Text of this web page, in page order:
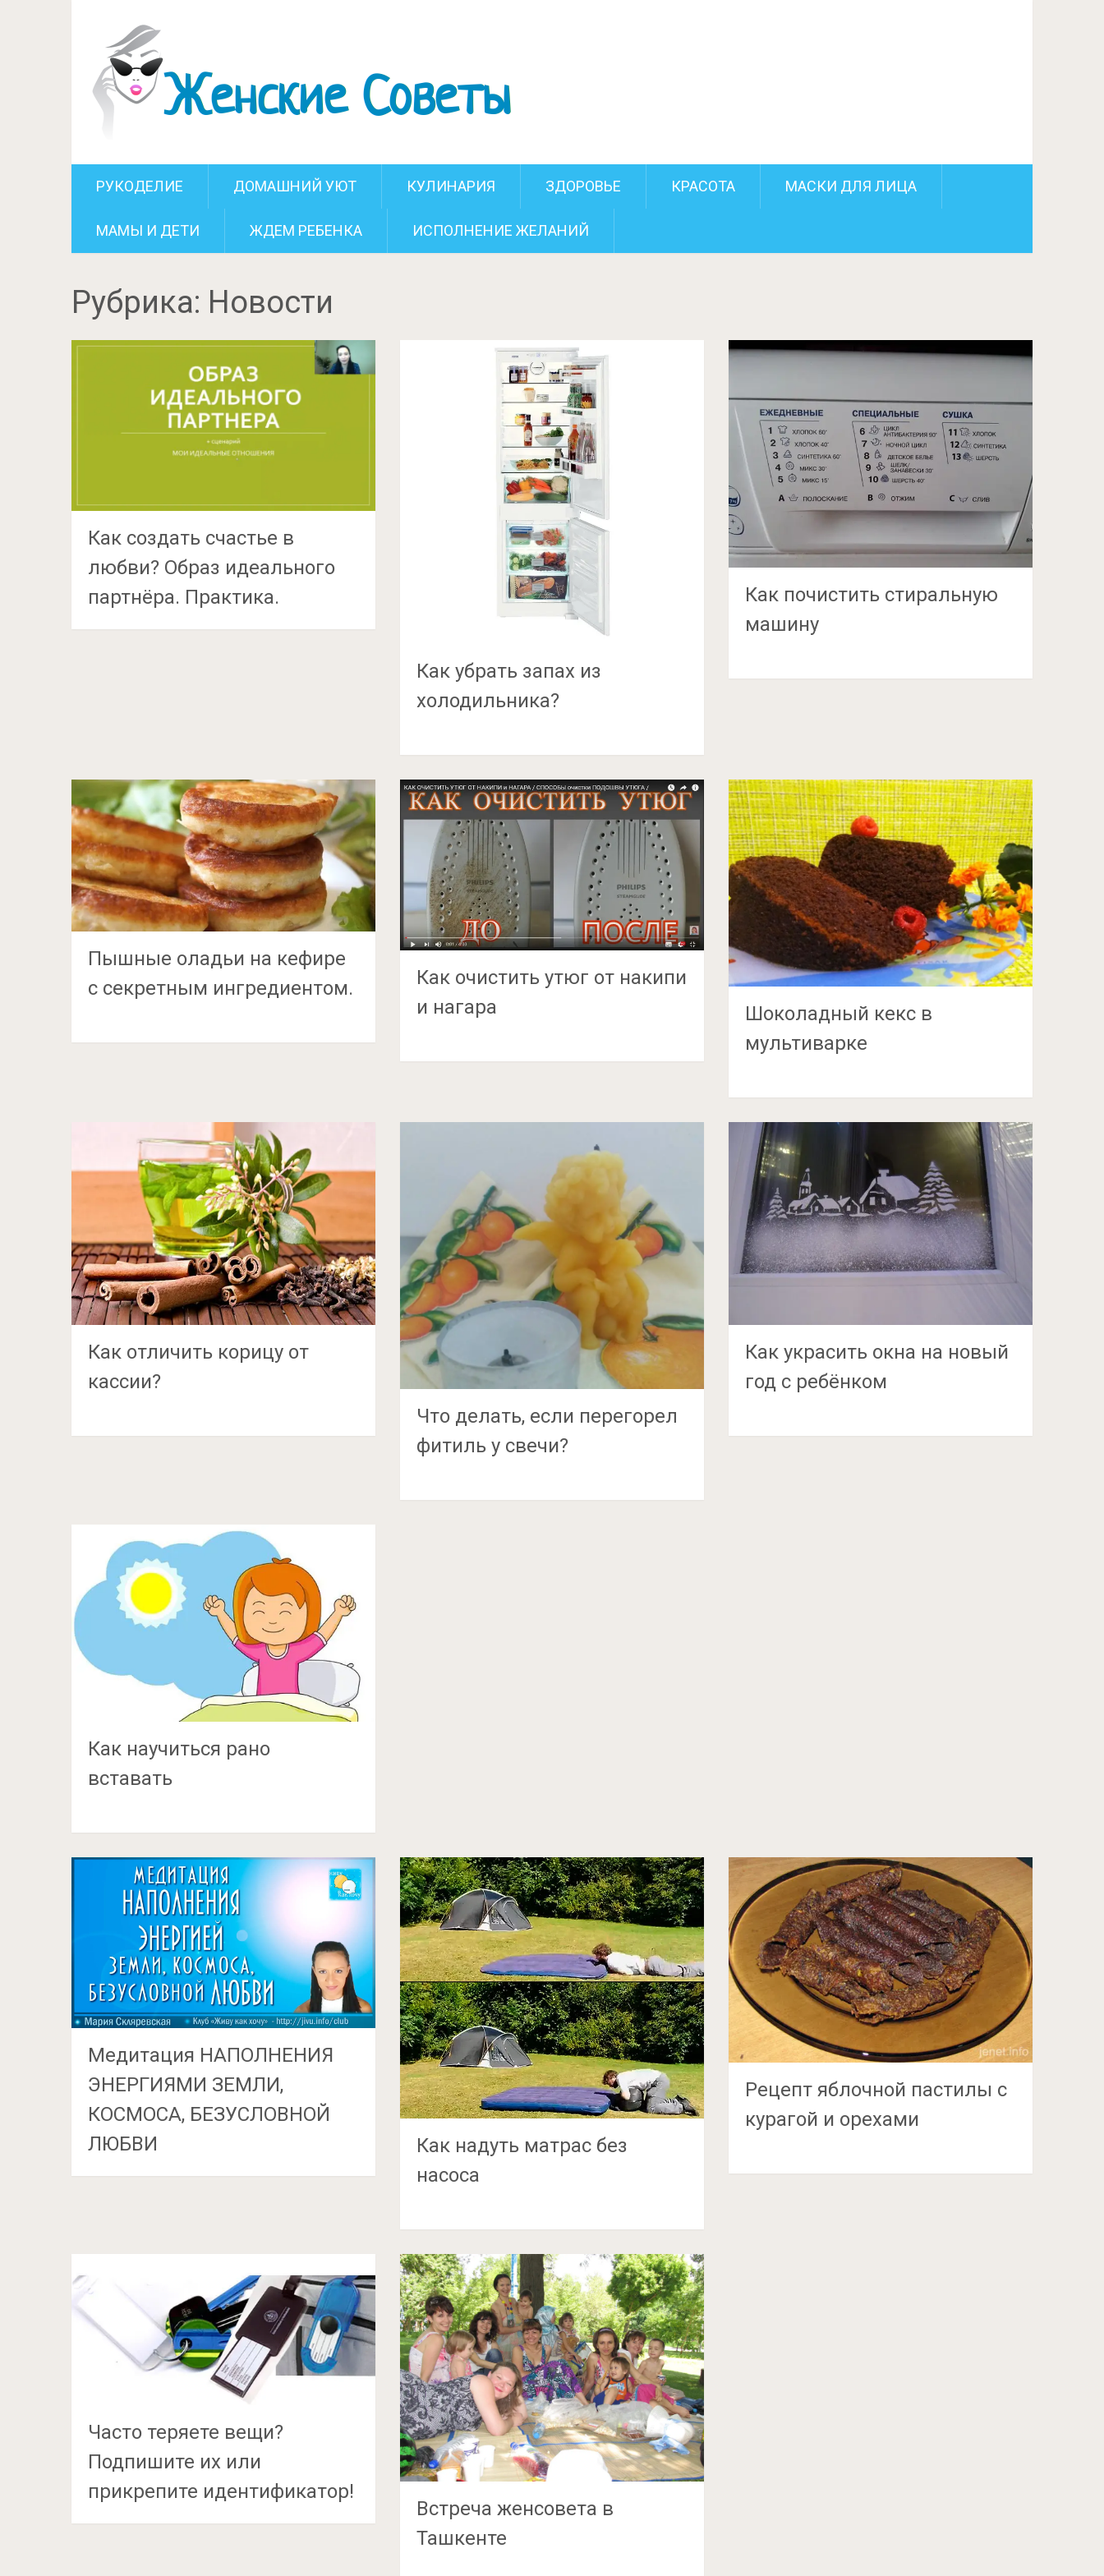
РУКОДЕЛИЕ ДОМАШНИЙ УЮТ КУЛИНАРИЯ ЗДОРОВЬЕ КРАСОТА МАСКИ ДЛЯ ЛИЦА
МАМЫ И ДЕТИ ЖДЕМ РЕБЕНКА ИСПОЛНЕНИЕ ЖЕЛАНИЙ
Рубрика: Новости
Как создать счастье в
любви? Образ идеального
партнёра. Практика.
Как убрать запах из
холодильника?
Как почистить стиральную
машину
Пышные оладьи на кефире
с секретным ингредиентом.
Как очистить утюг от накипи
и нагара
Шоколадный кекс в
мультиварке
Как отличить корицу от
кассии?
Что делать, если перегорел
фитиль у свечи?
Как украсить окна на новый
год с ребёнком
Как научиться рано
вставать
Медитация НАПОЛНЕНИЯ
ЭНЕРГИЯМИ ЗЕМЛИ,
КОСМОСА, БЕЗУСЛОВНОЙ
ЛЮБВИ
Как надуть матрас без
насоса
Рецепт яблочной пастилы с
курагой и орехами
Часто теряете вещи?
Подпишите их или
прикрепите идентификатор!
Встреча женсовета в
Ташкенте